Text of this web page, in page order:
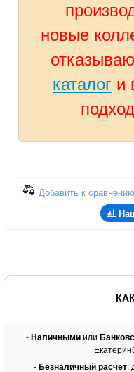
новые
каталог и
Добавить к сравнению
-Наличнымиили
-Безналичный расчет: